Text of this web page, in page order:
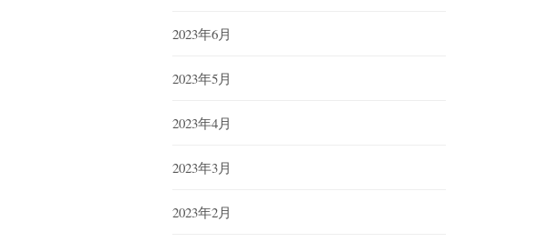
2023年6月
2023年5月
2023年4月
2023年3月
2023年2月